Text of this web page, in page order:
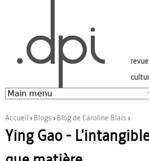
Vous êtes ici
Accueil › Blogs › Blog de Caroline Blais ›
Ying Gao -